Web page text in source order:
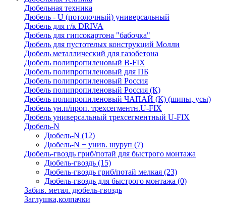
Дюбельная техника
Дюбель - U (потолочный) универсальный
Дюбель для г/к DRIVA
Дюбель для гипсокартона "бабочка"
Дюбель для пустотелых конструкций Молли
Дюбель металлический для газобетона
Дюбель полипропиленовый В-FIX
Дюбель полипропиленовый для ПБ
Дюбель полипропиленовый Россия
Дюбель полипропиленовый Россия (К)
Дюбель полипропиленовый ЧАПАЙ (К) (шипы, усы)
Дюбель ун.п/проп. трехсегментн.U-FIX
Дюбель универсальный трехсегментный U-FIX
Дюбель-N
Дюбель-N (12)
Дюбель-N + унив. шуруп (7)
Дюбель-гвоздь гриб/потай для быстрого монтажа
Дюбель-гвоздь (15)
Дюбель-гвоздь гриб/потай мелкая (23)
Дюбель-гвоздь для быстрого монтажа (0)
Забив. метал. дюбель-гвоздь
Заглушка,колпачки